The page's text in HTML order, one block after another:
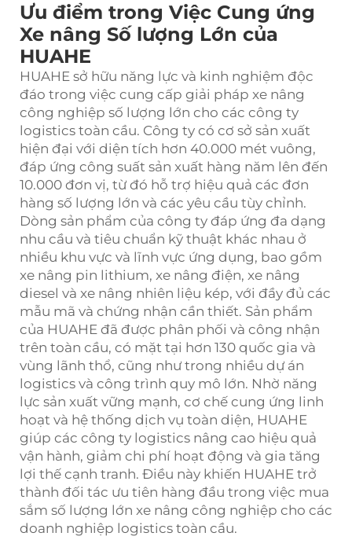
Ưu điểm trong Việc Cung ứng
Xe nâng Số lượng Lớn của
HUAHE
HUAHE sở hữu năng lực và kinh nghiệm độc
đáo trong việc cung cấp giải pháp xe nâng
công nghiệp số lượng lớn cho các công ty
logistics toàn cầu. Công ty có cơ sở sản xuất
hiện đại với diện tích hơn 40.000 mét vuông,
đáp ứng công suất sản xuất hàng năm lên đến
10.000 đơn vị, từ đó hỗ trợ hiệu quả các đơn
hàng số lượng lớn và các yêu cầu tùy chỉnh.
Dòng sản phẩm của công ty đáp ứng đa dạng
nhu cầu và tiêu chuẩn kỹ thuật khác nhau ở
nhiều khu vực và lĩnh vực ứng dụng, bao gồm
xe nâng pin lithium, xe nâng điện, xe nâng
diesel và xe nâng nhiên liệu kép, với đầy đủ các
mẫu mã và chứng nhận cần thiết. Sản phẩm
của HUAHE đã được phân phối và công nhận
trên toàn cầu, có mặt tại hơn 130 quốc gia và
vùng lãnh thổ, cũng như trong nhiều dự án
logistics và công trình quy mô lớn. Nhờ năng
lực sản xuất vững mạnh, cơ chế cung ứng linh
hoạt và hệ thống dịch vụ toàn diện, HUAHE
giúp các công ty logistics nâng cao hiệu quả
vận hành, giảm chi phí hoạt động và gia tăng
lợi thế cạnh tranh. Điều này khiến HUAHE trở
thành đối tác ưu tiên hàng đầu trong việc mua
sắm số lượng lớn xe nâng công nghiệp cho các
doanh nghiệp logistics toàn cầu.